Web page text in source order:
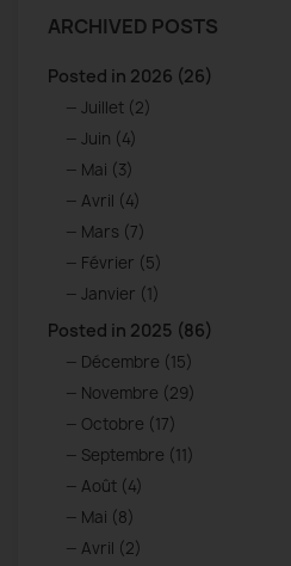
ARCHIVED POSTS
Posted in 2026 (26)
Juillet (2)
Juin (4)
Mai (3)
Avril (4)
Mars (7)
Février (5)
Janvier (1)
Posted in 2025 (86)
Décembre (15)
Novembre (29)
Octobre (17)
Septembre (11)
Août (4)
Mai (8)
Avril (2)